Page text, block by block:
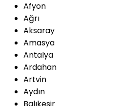
Afyon
Ağrı
Aksaray
Amasya
Antalya
Ardahan
Artvin
Aydın